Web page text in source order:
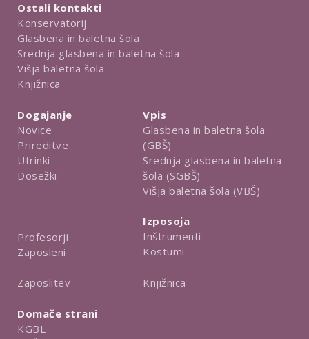
Ostali kontakti
Konservatorij
Glasbena in baletna šola
Srednja glasbena in baletna šola
Višja baletna šola
Knjižnica
Dogajanje
Novice
Prireditve
Utrinki
Dosežki
Profesorji
Zaposleni
Zaposlitev
Vpis
Glasbena in baletna šola
(GBŠ)
Srednja glasbena in baletna
šola (SGBŠ)
Višja baletna šola (VBŠ)
Izposoja
Inštrumenti
Kostumi
Knjižnica
Domače strani
KGBL